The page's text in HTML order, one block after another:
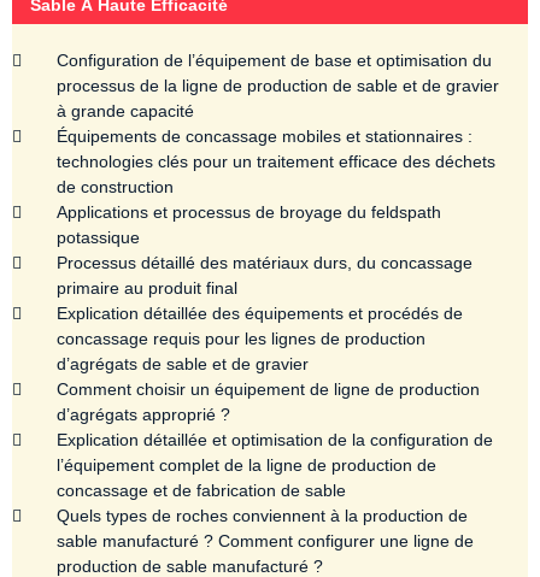
Sable À Haute Efficacité
Configuration de l’équipement de base et optimisation du
processus de la ligne de production de sable et de gravier
à grande capacité
Équipements de concassage mobiles et stationnaires :
technologies clés pour un traitement efficace des déchets
de construction
Applications et processus de broyage du feldspath
potassique
Processus détaillé des matériaux durs, du concassage
primaire au produit final
Explication détaillée des équipements et procédés de
concassage requis pour les lignes de production
d’agrégats de sable et de gravier
Comment choisir un équipement de ligne de production
d’agrégats approprié ?
Explication détaillée et optimisation de la configuration de
l’équipement complet de la ligne de production de
concassage et de fabrication de sable
Quels types de roches conviennent à la production de
sable manufacturé ? Comment configurer une ligne de
production de sable manufacturé ?